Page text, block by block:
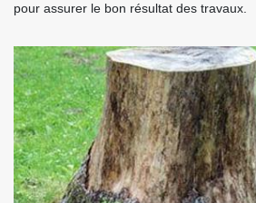
pour assurer le bon résultat des travaux.